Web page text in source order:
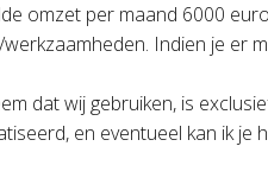
omzet per maand 6000
Indien je er
dat wij gebruiken, is
en eventueel kan ik je